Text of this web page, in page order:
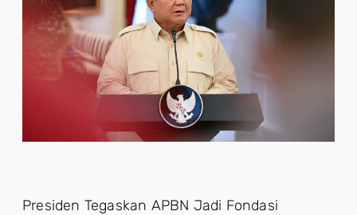
Presiden Tegaskan APBN Jadi Fondasi